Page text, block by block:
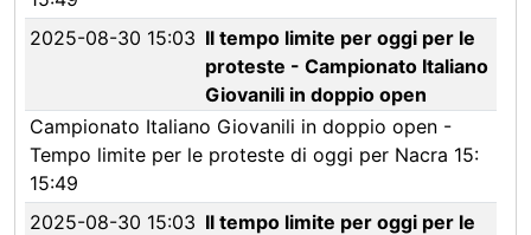
2025-08-30 15:03 Il tempo limite per oggi per le
proteste - Campionato Italiano
Giovanili in doppio open
Campionato Italiano Giovanili in doppio open -
Tempo limite per le proteste di oggi per Nacra 15:
15:49
2025-08-30 15:03 Il tempo limite per oggi per le